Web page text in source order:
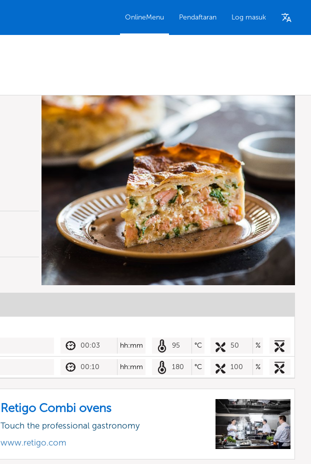
OnlineMenu Pendaftaran Log masuk
00:03 hh:mm 95 °C 50 %
00:10 hh:mm 180 °C 100 %
Retigo Combi ovens
Touch the professional gastronomy
www.retigo.com